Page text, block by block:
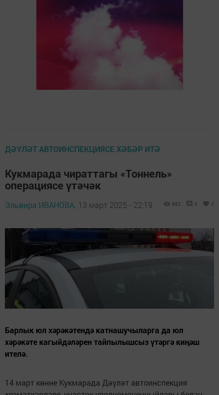
ДӘҮЛӘТ АВТОИНСПЕКЦИЯСЕ ХӘБӘР ИТӘ
Кукмарада чираттагы «Тоннель»
операциясе үтәчәк
Эльвира ИВАНОВА, 13 март 2025 - 22:19 982 0 0
Барлык юл хәрәкәтендә катнашучыларга да юл
хәрәкәте кагыйдәләрен тайпылышсыз үтәргә киңәш
ителә.
14 март көнне Кукмарада Дәүләт автоинспекция